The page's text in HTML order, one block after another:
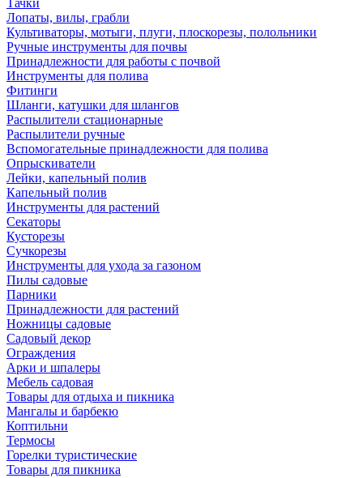
Тачки
Лопаты, вилы, грабли
Культиваторы, мотыги, плуги, плоскорезы, полольники
Ручные инструменты для почвы
Принадлежности для работы с почвой
Инструменты для полива
Фитинги
Шланги, катушки для шлангов
Распылители стационарные
Распылители ручные
Вспомогательные принадлежности для полива
Опрыскиватели
Лейки, капельный полив
Капельный полив
Инструменты для растений
Секаторы
Кусторезы
Сучкорезы
Инструменты для ухода за газоном
Пилы садовые
Парники
Принадлежности для растений
Ножницы садовые
Садовый декор
Ограждения
Арки и шпалеры
Мебель садовая
Товары для отдыха и пикника
Мангалы и барбекю
Коптильни
Термосы
Горелки туристические
Товары для пикника